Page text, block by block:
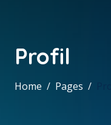
Profil
Home Pages